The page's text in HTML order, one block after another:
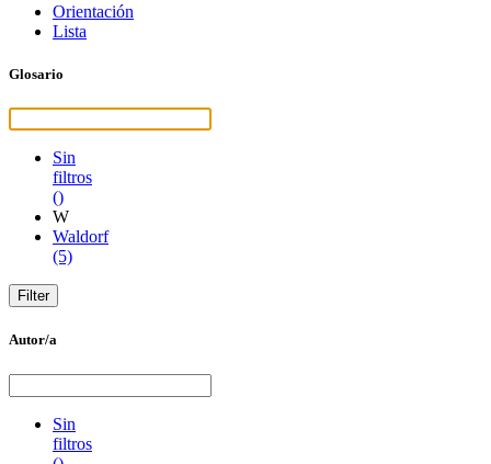
Orientación
Lista
Glosario
Sin
filtros
()
W
Waldorf
(5)
Autor/a
Sin
filtros